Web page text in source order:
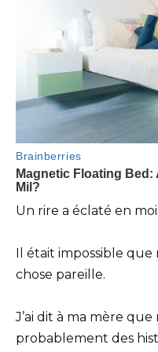
Un rire a éclaté en moi.
Il était impossible
chose pareille.
J’ai dit à ma mère
probablement des